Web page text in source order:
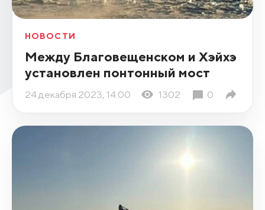
НОВОСТИ
Между Благовещенском и Хэйхэ
установлен понтонный мост
24 декабря 2023, 14:00 1302 0